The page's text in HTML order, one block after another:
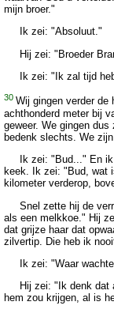
mijn broer."
Ik zei: "Absoluut."
Hij zei: "Broeder
Ik zei: "Ik zal tijd
30 Wij gingen verder de
achthonderd meter bij
geweer. We gingen
bedenk slechts. We
Ik zei: "Bud..." En ik
keek. Ik zei: "Bud, wat
kilometer verderop,
Snel zette hij de
als een melkkoe." Hij
dat grijze haar dat
zilvertip. Die heb ik
Ik zei: "Waar
Hij zei: "Ik denk dat
hem zou krijgen, al is